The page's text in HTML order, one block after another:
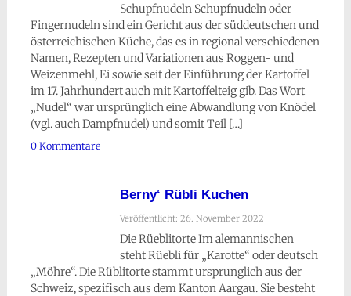
Schupfnudeln Schupfnudeln oder
Fingernudeln sind ein Gericht aus der süddeutschen und
österreichischen Küche, das es in regional verschiedenen
Namen, Rezepten und Variationen aus Roggen- und
Weizenmehl, Ei sowie seit der Einführung der Kartoffel
im 17. Jahrhundert auch mit Kartoffelteig gib. Das Wort
„Nudel“ war ursprünglich eine Abwandlung von Knödel
(vgl. auch Dampfnudel) und somit Teil […]
0 Kommentare
Berny‘ Rübli Kuchen
Veröffentlicht: 26. November 2022
Die Rüeblitorte Im alemannischen
steht Rüebli für „Karotte“ oder deutsch
„Möhre“. Die Rüblitorte stammt ursprunglich aus der
Schweiz, spezifisch aus dem Kanton Aargau. Sie besteht